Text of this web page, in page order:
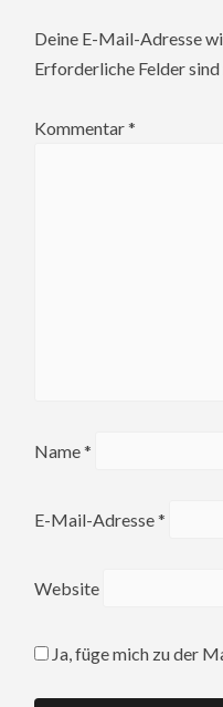
Deine E-Mail-Adresse
Erforderliche Felder
Kommentar*
Name*
E-Mail-Adresse*
Website
Ja, füge mich zu der